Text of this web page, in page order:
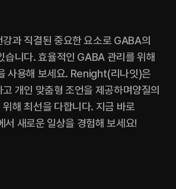
과 직결된 중요한 요소로 GABA의
습니다. 효율적인 GABA 관리를 위해
사용해 보세요. Renight(리나잇)은
개인 맞춤형 조언을 제공하며양질의
해 최선을 다합니다. 지금 바로
새로운 일상을 경험해 보세요!